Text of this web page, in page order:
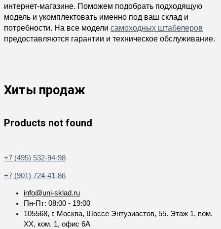
интернет-магазине. Поможем подобрать подходящую
модель и укомплектовать именно под ваш склад и
потребности. На все модели самоходных штабелеров
предоставляются гарантии и техническое обслуживание.
Хиты продаж
Products not found
+7 (495) 532-94-98
+7 (901) 724-41-86
info@uni-sklad.ru
Пн-Пт: 08:00 - 19:00
105568, г. Москва, Шоссе Энтузиастов, 55. Этаж 1, пом.
XX, ком. 1, офис 6А